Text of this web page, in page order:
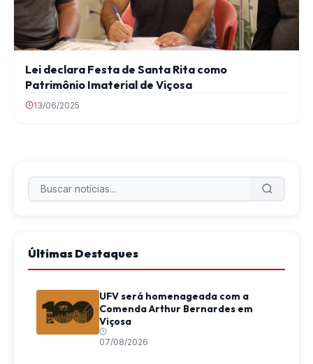
Lei declara Festa de Santa Rita como
Patrimônio Imaterial de Viçosa
13/06/2025
Últimas Destaques
UFV será homenageada com a
Comenda Arthur Bernardes em
Viçosa
07/08/2026